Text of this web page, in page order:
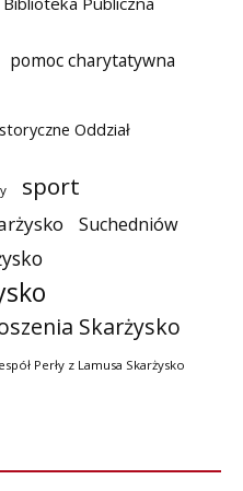
pomoc charytatywna
Oddział
sport
Suchedniów
Skarżysko
Perły z Lamusa Skarżysko